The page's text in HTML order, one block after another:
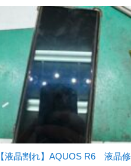
【液晶割れ】AQUOS R6 液晶修